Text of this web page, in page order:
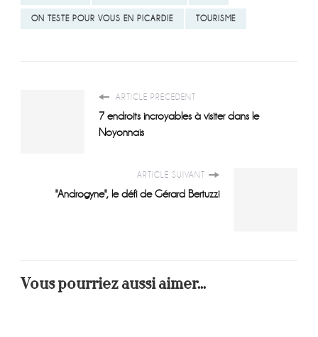
ON TESTE POUR VOUS EN PICARDIE TOURISME
ARTICLE PRÉCÉDENT
7 endroits incroyables à visiter dans le
Noyonnais
ARTICLE SUIVANT
"Androgyne", le défi de Gérard Bertuzzi
Vous pourriez aussi aimer...